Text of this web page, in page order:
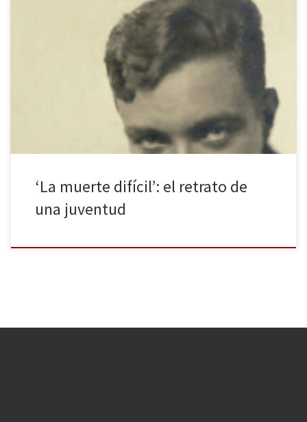
El paseo publica una obra inédita en nuestra lengua. Una novela
rupturista que dinamitó los moldes de la burguesía de
entreguerra, una historia con un espíritu rebelde: La muerte difícil
de René Crevel. 1926 es la fecha de la publicación de esta novela
en Francia. Si bien es cierto que […]
‘La muerte difícil’: el retrato de
una juventud